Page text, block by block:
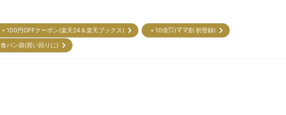
＋100円OFFクーポン(楽天24＆楽天ブックス)
＋10倍㌽(ママ割 初登録)
食パン袋(買い回りに)